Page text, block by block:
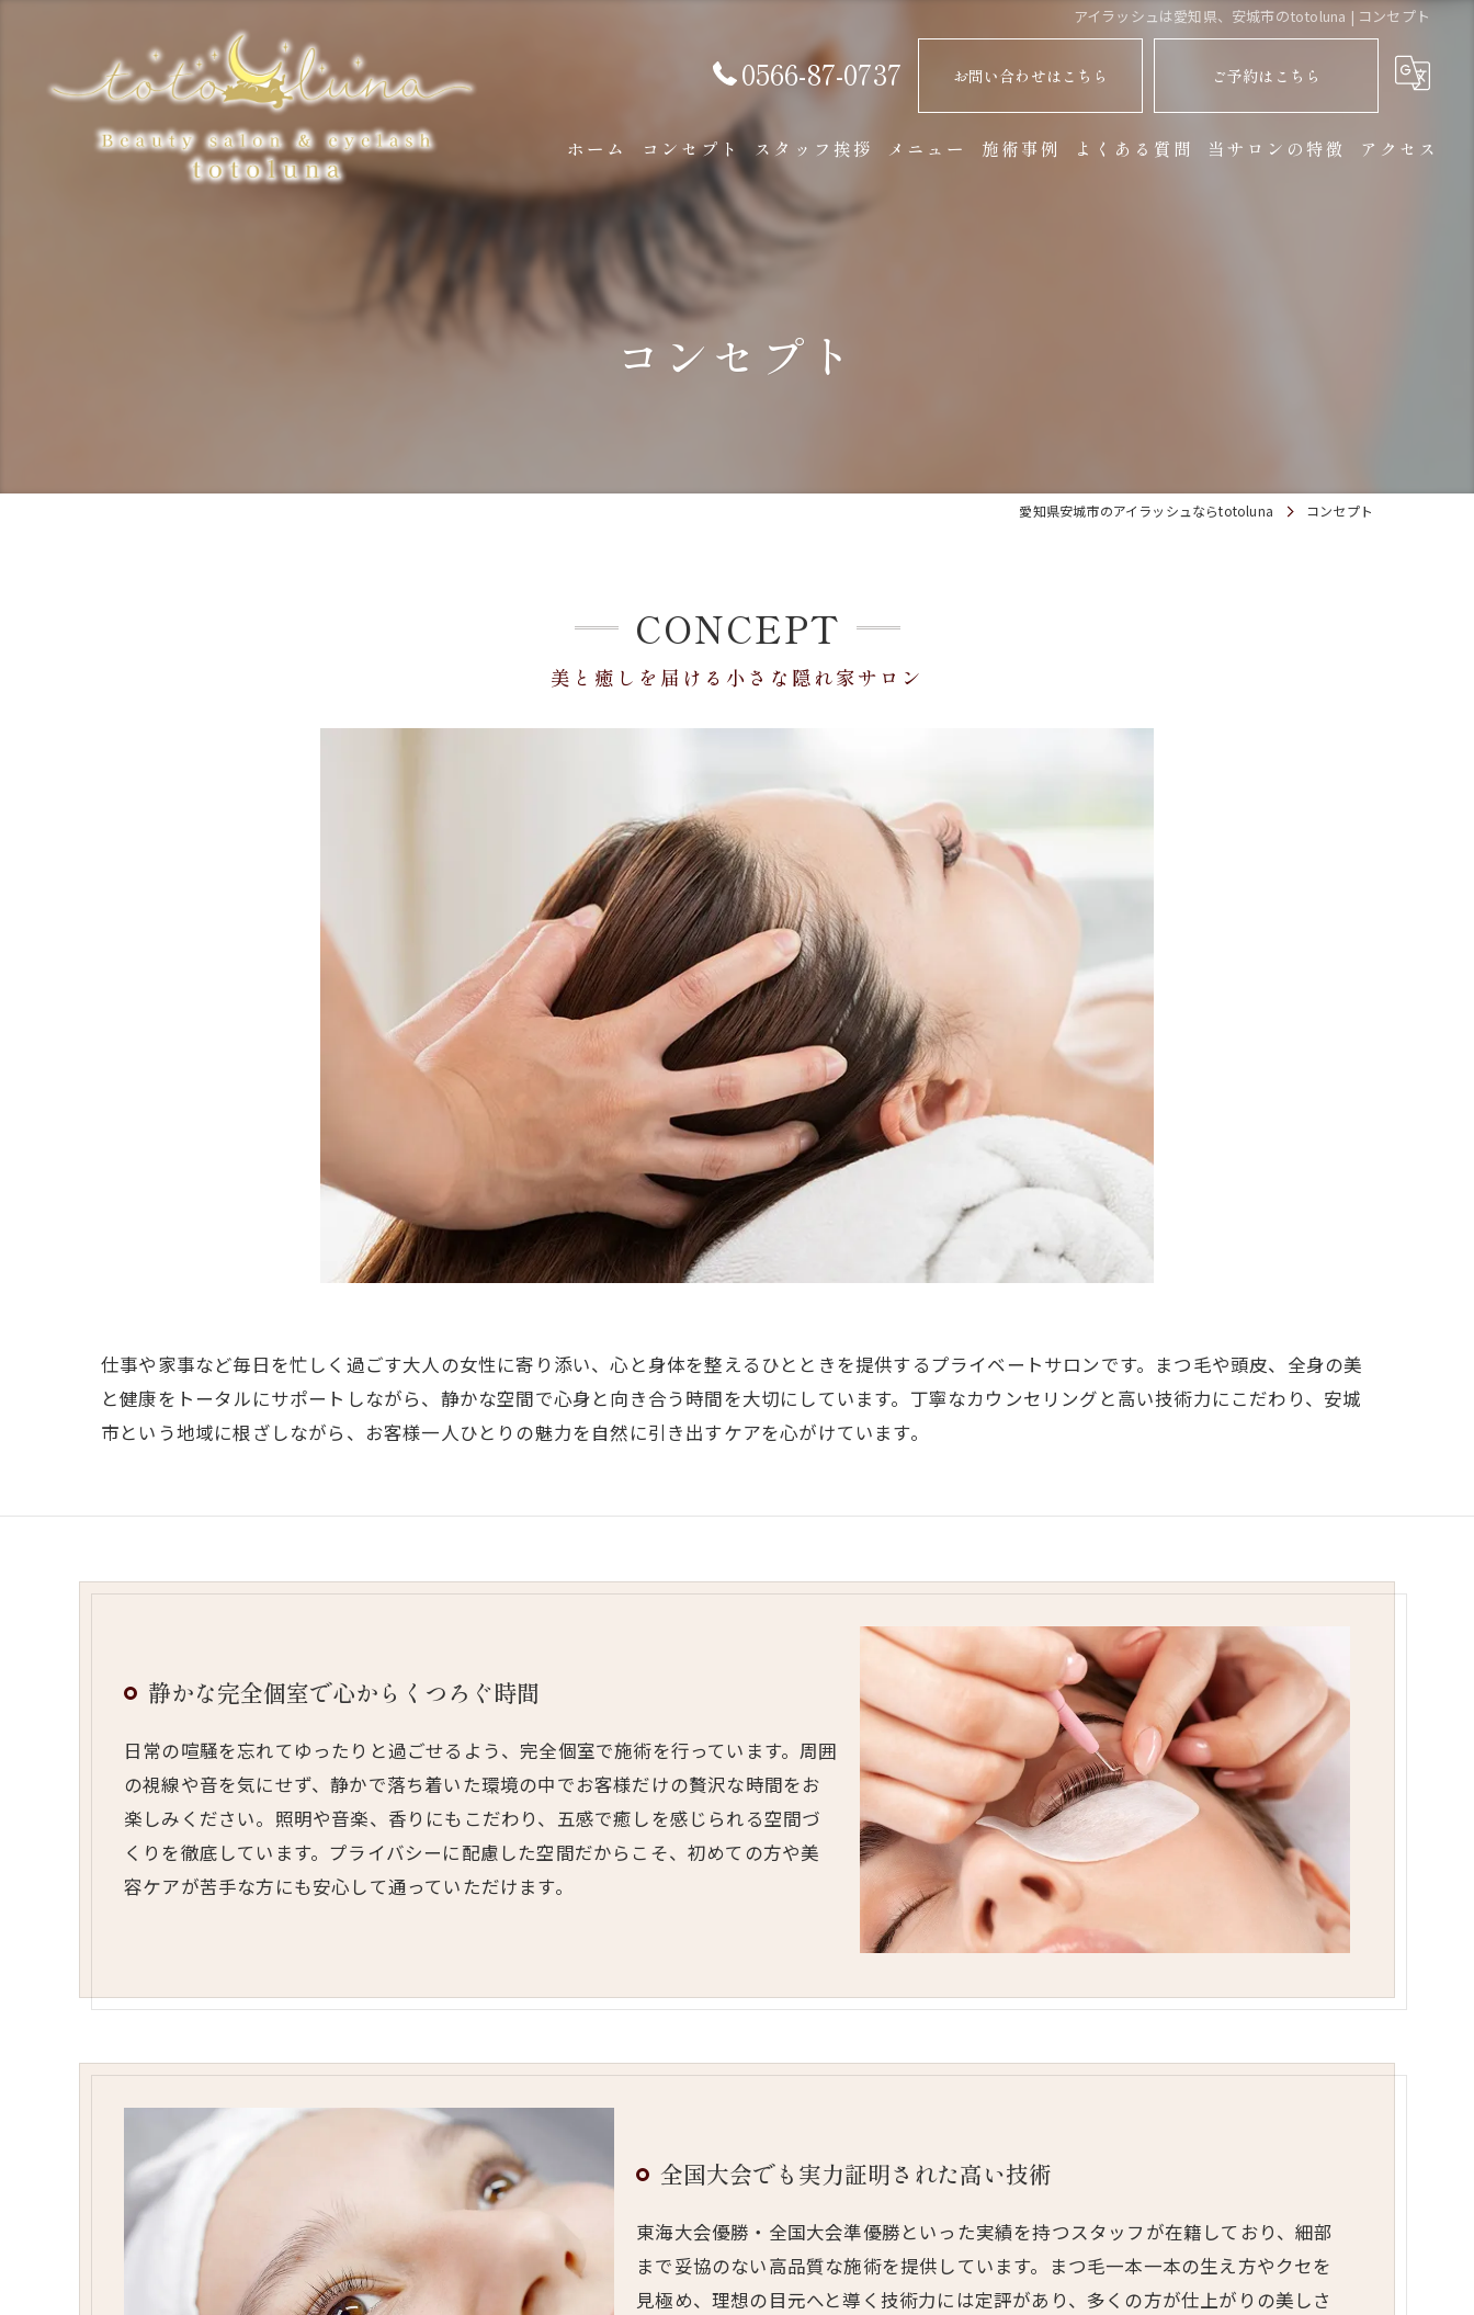
アイラッシュは愛知県、安城市のtotoluna | コンセプト
0566-87-0737 お問い合わせはこちら ご予約はこちら
ホーム コンセプト スタッフ挨拶 メニュー 施術事例 よくある質問 当サロンの特徴 アクセス
コンセプト
愛知県安城市のアイラッシュならtotoluna コンセプト
美と癒しを届ける小さな隠れ家サロン
CONCEPT
仕事や家事など毎日を忙しく過ごす大人の女性に寄り添い、心と身体を整えるひとときを提供するプライベートサロンです。まつ毛や頭皮、全身の美
と健康をトータルにサポートしながら、静かな空間で心身と向き合う時間を大切にしています。丁寧なカウンセリングと高い技術力にこだわり、安城
市という地域に根ざしながら、お客様一人ひとりの魅力を自然に引き出すケアを心がけています。
静かな完全個室で心からくつろぐ時間
日常の喧騒を忘れてゆったりと過ごせるよう、完全個室で施術を行っています。周囲
の視線や音を気にせず、静かで落ち着いた環境の中でお客様だけの贅沢な時間をお
楽しみください。照明や音楽、香りにもこだわり、五感で癒しを感じられる空間づ
くりを徹底しています。プライバシーに配慮した空間だからこそ、初めての方や美
容ケアが苦手な方にも安心して通っていただけます。
全国大会でも実力証明された高い技術
東海大会優勝・全国大会準優勝といった実績を持つスタッフが在籍しており、細部
まで妥協のない高品質な施術を提供しています。まつ毛一本一本の生え方やクセを
見極め、理想の目元へと導く技術力には定評があり、多くの方が仕上がりの美しさ